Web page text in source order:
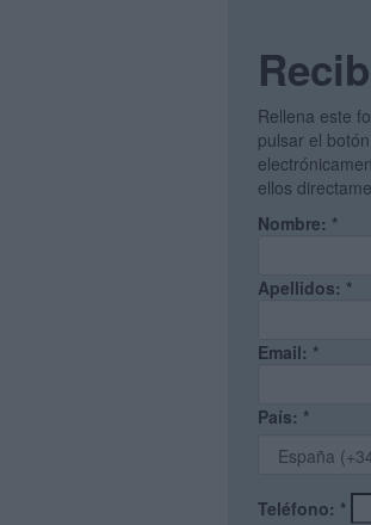
Rellena este
pulsar el
ellos
Nombre: *
Apellidos: *
Email: *
País: *
Teléfono: *